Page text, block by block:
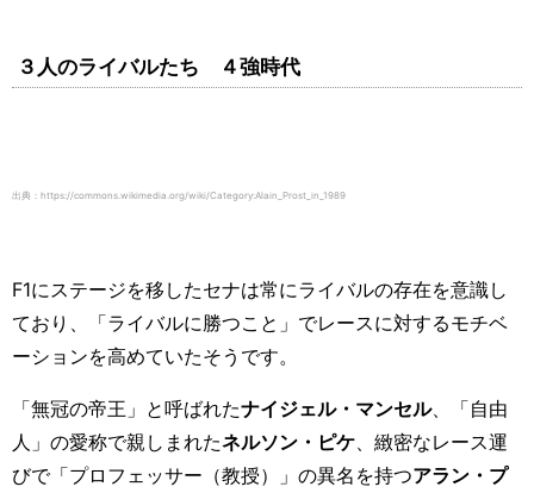
３人のライバルたち ４強時代
出典：https://commons.wikimedia.org/wiki/Category:Alain_Prost_in_1989
F1にステージを移したセナは常にライバルの存在を意識し
ており、「ライバルに勝つこと」でレースに対するモチベ
ーションを高めていたそうです。
「無冠の帝王」と呼ばれたナイジェル・マンセル、「自由
人」の愛称で親しまれたネルソン・ピケ、緻密なレース運
びで「プロフェッサー（教授）」の異名を持つアラン・プ